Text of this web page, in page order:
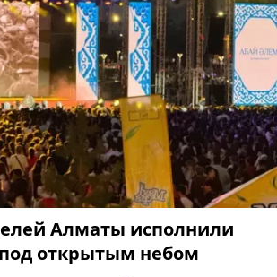
Алматы исполнили
открытым небом